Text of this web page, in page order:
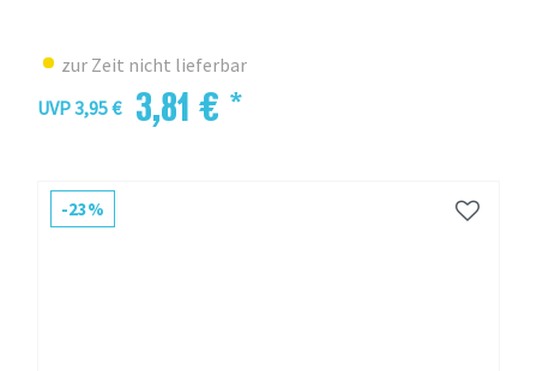
zur Zeit nicht lieferbar
UVP 3,95 €
3,81 € *
-23%